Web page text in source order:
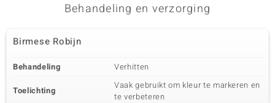
Behandeling en verzorging
Birmese Robijn
Behandeling Verhitten
Toelichting
Vaak gebruikt om kleur te markeren en
te verbeteren